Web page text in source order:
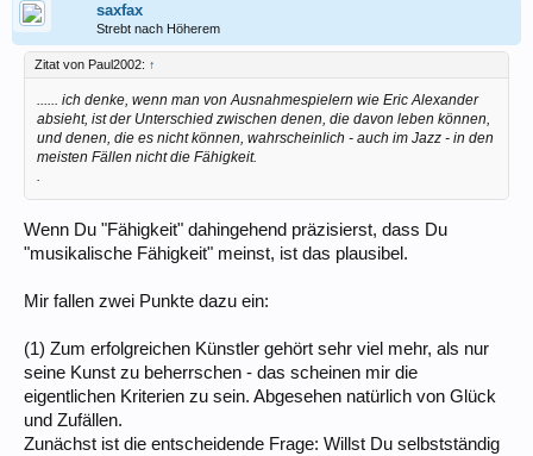
saxfax
Strebt nach Höherem
Zitat von Paul2002: ↑
...... ich denke, wenn man von Ausnahmespielern wie Eric Alexander
absieht, ist der Unterschied zwischen denen, die davon leben können,
und denen, die es nicht können, wahrscheinlich - auch im Jazz - in den
meisten Fällen nicht die Fähigkeit.
.
Wenn Du "Fähigkeit" dahingehend präzisierst, dass Du
"musikalische Fähigkeit" meinst, ist das plausibel.
Mir fallen zwei Punkte dazu ein:
(1) Zum erfolgreichen Künstler gehört sehr viel mehr, als nur
seine Kunst zu beherrschen - das scheinen mir die
eigentlichen Kriterien zu sein. Abgesehen natürlich von Glück
und Zufällen.
Zunächst ist die entscheidende Frage: Willst Du selbstständig